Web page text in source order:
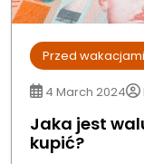
Przed
4 March 2024
Jaka jest
kupić?